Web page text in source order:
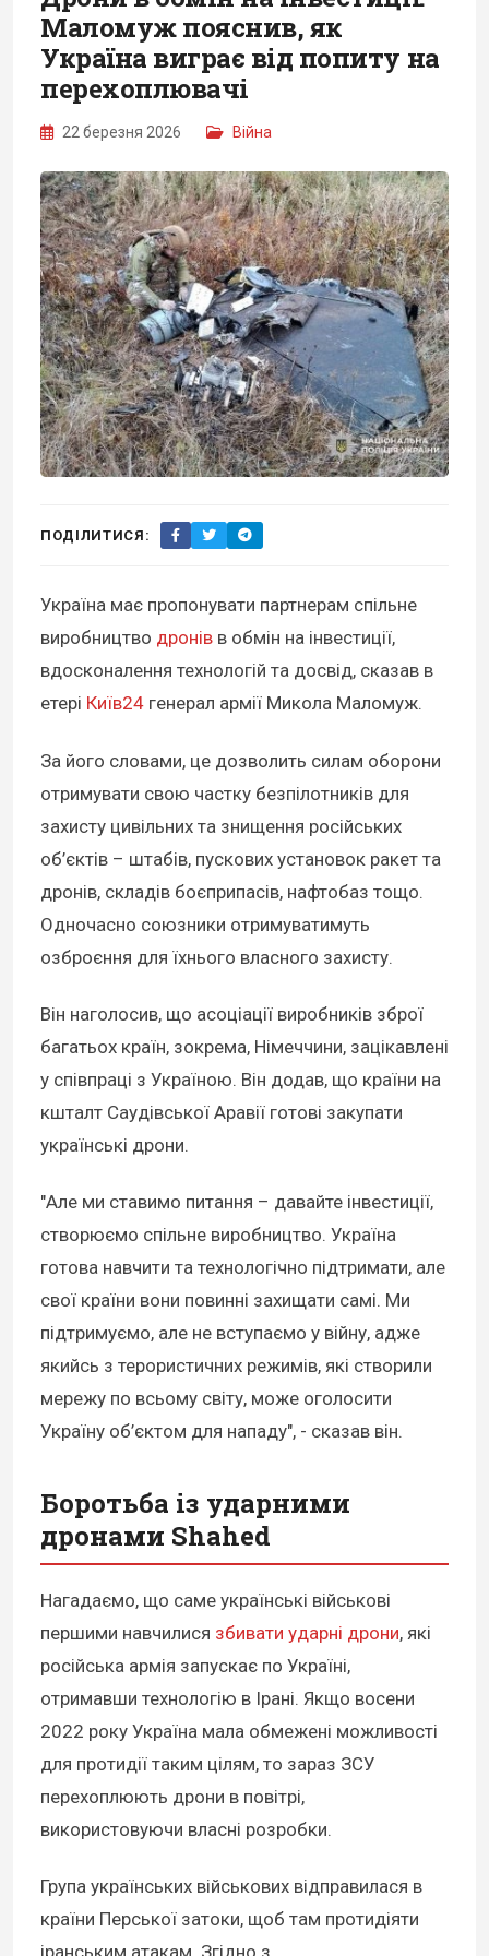
Маломуж пояснив, як
Україна виграє від попиту на
перехоплювачі
22 березня 2026 Війна
ПОДІЛИТИСЯ:
Україна має пропонувати партнерам спільне
виробництво дронів в обмін на інвестиції,
вдосконалення технологій та досвід, сказав в
етері Київ24 генерал армії Микола Маломуж.
За його словами, це дозволить силам оборони
отримувати свою частку безпілотників для
захисту цивільних та знищення російських
об’єктів – штабів, пускових установок ракет та
дронів, складів боєприпасів, нафтобаз тощо.
Одночасно союзники отримуватимуть
озброєння для їхнього власного захисту.
Він наголосив, що асоціації виробників зброї
багатьох країн, зокрема, Німеччини, зацікавлені
у співпраці з Україною. Він додав, що країни на
кшталт Саудівської Аравії готові закупати
українські дрони.
"Але ми ставимо питання – давайте інвестиції,
створюємо спільне виробництво. Україна
готова навчити та технологічно підтримати, але
свої країни вони повинні захищати самі. Ми
підтримуємо, але не вступаємо у війну, адже
якийсь з терористичних режимів, які створили
мережу по всьому світу, може оголосити
Україну об’єктом для нападу", - сказав він.
Боротьба із ударними
дронами Shahed
Нагадаємо, що саме українські військові
першими навчилися збивати ударні дрони, які
російська армія запускає по Україні,
отримавши технологію в Ірані. Якщо восени
2022 року Україна мала обмежені можливості
для протидії таким цілям, то зараз ЗСУ
перехоплюють дрони в повітрі,
використовуючи власні розробки.
Група українських військових відправилася в
країни Перської затоки, щоб там протидіяти
іранським атакам. Згідно з